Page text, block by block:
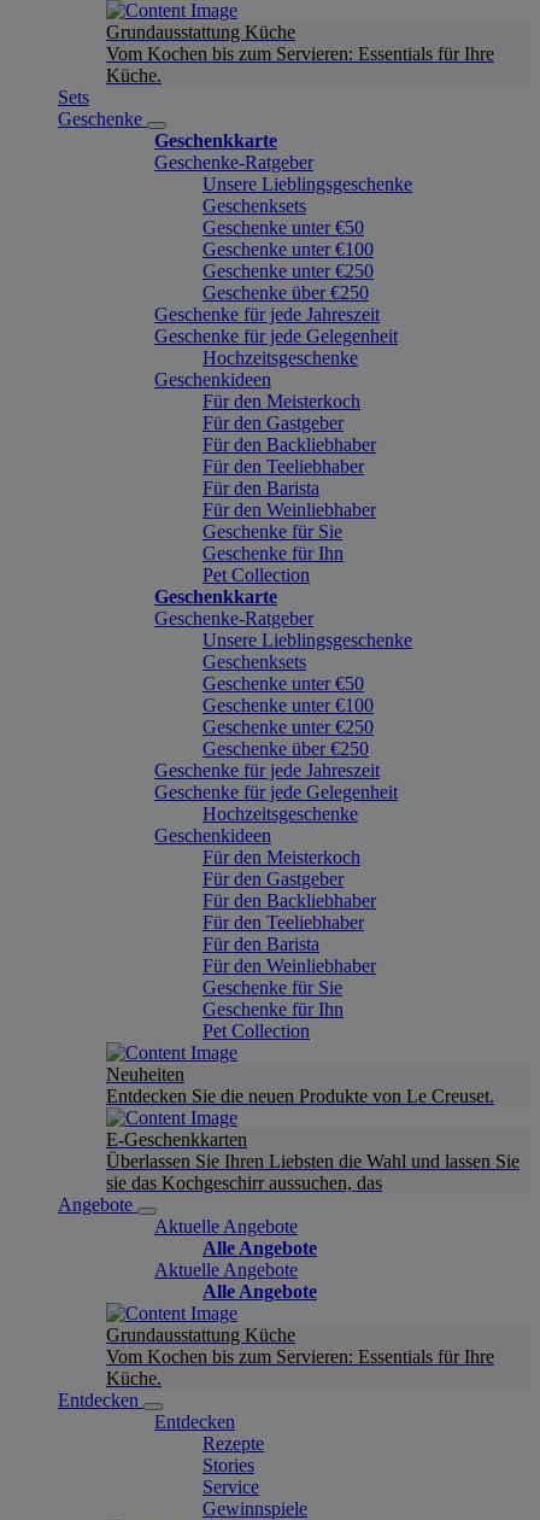
Grundausstattung Küche
Vom Kochen bis zum Servieren: Essentials für Ihre
Küche.
Sets
Geschenke
Geschenkkarte
Geschenke-Ratgeber
Unsere Lieblingsgeschenke
Geschenksets
Geschenke unter €50
Geschenke unter €100
Geschenke unter €250
Geschenke über €250
Geschenke für jede Jahreszeit
Geschenke für jede Gelegenheit
Hochzeitsgeschenke
Geschenkideen
Für den Meisterkoch
Für den Gastgeber
Für den Backliebhaber
Für den Teeliebhaber
Für den Barista
Für den Weinliebhaber
Geschenke für Sie
Geschenke für Ihn
Pet Collection
Geschenkkarte
Geschenke-Ratgeber
Unsere Lieblingsgeschenke
Geschenksets
Geschenke unter €50
Geschenke unter €100
Geschenke unter €250
Geschenke über €250
Geschenke für jede Jahreszeit
Geschenke für jede Gelegenheit
Hochzeitsgeschenke
Geschenkideen
Für den Meisterkoch
Für den Gastgeber
Für den Backliebhaber
Für den Teeliebhaber
Für den Barista
Für den Weinliebhaber
Geschenke für Sie
Geschenke für Ihn
Pet Collection
Neuheiten
Entdecken Sie die neuen Produkte von Le Creuset.
E-Geschenkkarten
Überlassen Sie Ihren Liebsten die Wahl und lassen Sie
sie das Kochgeschirr aussuchen, das
Angebote
Aktuelle Angebote
Alle Angebote
Aktuelle Angebote
Alle Angebote
Grundausstattung Küche
Vom Kochen bis zum Servieren: Essentials für Ihre
Küche.
Entdecken
Entdecken
Rezepte
Stories
Service
Gewinnspiele